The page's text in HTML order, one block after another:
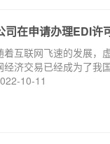
着互联网飞速的发展，
经济交易已经成为了我
砥柱。
10-11